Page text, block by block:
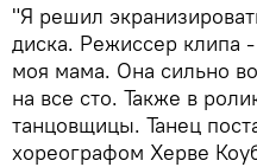
"Я решил
диска. Режиссер клипа
моя мама. Она сильно
на все сто. Также в
танцовщицы. Танец
хореографом Херве